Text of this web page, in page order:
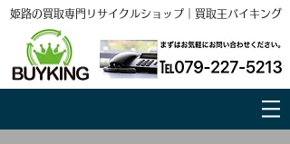
姫路の買取専門リサイクルショップ｜買取王バイキング